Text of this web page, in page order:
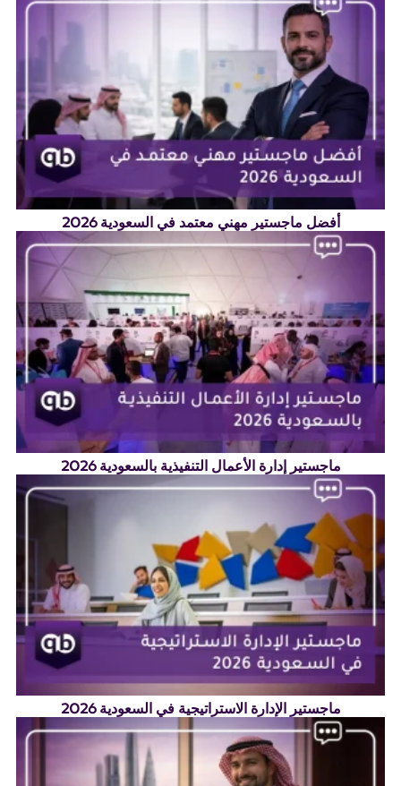
أفضل ماجستير مهني معتمد في السعودية 2026
ماجستير إدارة الأعمال التنفيذية بالسعودية 2026
ماجستير الإدارة الاستراتيجية في السعودية 2026